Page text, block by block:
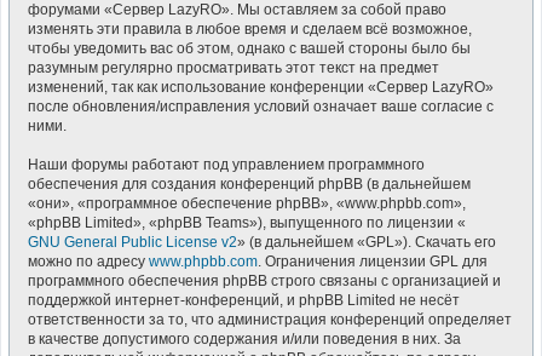
форумами «Сервер LazyRO». Мы оставляем за собой право
изменять эти правила в любое время и сделаем всё возможное,
чтобы уведомить вас об этом, однако с вашей стороны было бы
разумным регулярно просматривать этот текст на предмет
изменений, так как использование конференции «Сервер LazyRO»
после обновления/исправления условий означает ваше согласие с
ними.
Наши форумы работают под управлением программного
обеспечения для создания конференций phpBB (в дальнейшем
«они», «программное обеспечение phpBB», «www.phpbb.com»,
«phpBB Limited», «phpBB Teams»), выпущенного по лицензии «
GNU General Public License v2» (в дальнейшем «GPL»). Скачать его
можно по адресу www.phpbb.com. Ограничения лицензии GPL для
программного обеспечения phpBB строго связаны с организацией и
поддержкой интернет-конференций, и phpBB Limited не несёт
ответственности за то, что администрация конференций определяет
в качестве допустимого содержания и/или поведения в них. За